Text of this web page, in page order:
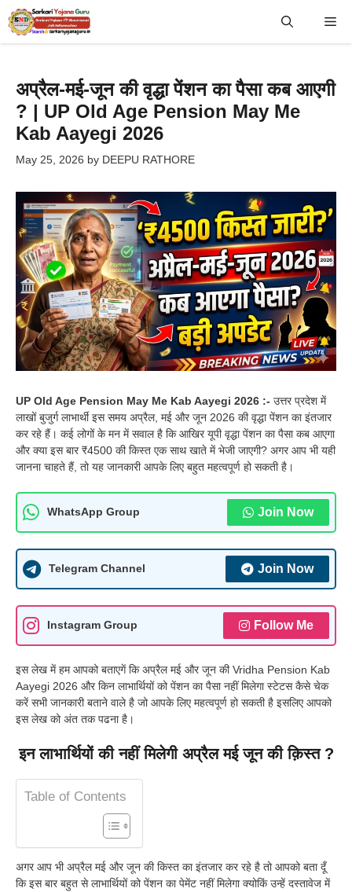
Skip
to
अप्रैल-मई-जून की वृद्धा पेंशन का पैसा कब आएगी
? | UP Old Age Pension May Me
Kab Aayegi 2026
May 25, 2026 by DEEPU RATHORE
UP Old Age Pension May Me Kab Aayegi 2026 :- उत्तर प्रदेश में
लाखों बुजुर्ग लाभार्थी इस समय अप्रैल, मई और जून 2026 की वृद्धा पेंशन का इंतजार
कर रहे हैं। कई लोगों के मन में सवाल है कि आखिर यूपी वृद्धा पेंशन का पैसा कब आएगा
और क्या इस बार ₹4500 की किस्त एक साथ खाते में भेजी जाएगी? अगर आप भी यही
जानना चाहते हैं, तो यह जानकारी आपके लिए बहुत महत्वपूर्ण हो सकती है।
WhatsApp Group Join Now
Telegram Channel Join Now
Instagram Group Follow Me
इस लेख में हम आपको बताएगें कि अप्रैल मई और जून की Vridha Pension Kab
Aayegi 2026 और किन लाभार्थियों को पेंशन का पैसा नहीं मिलेगा स्टेटस कैसे चेक
करें सभी जानकारी बताने वाले है जो आपके लिए महत्वपूर्ण हो सकती है इसलिए आपको
इस लेख को अंत तक पढना है।
इन लाभार्थियों की नहीं मिलेगी अप्रैल मई जून की क़िस्त ?
Table of Contents
अगर आप भी अप्रैल मई और जून की किस्त का इंतजार कर रहे है तो आपको बता दूँ
कि इस बार बहुत से लाभार्थियों को पेंशन का पेमेंट नहीं मिलेगा क्योकिं उन्हें दस्तावेज में